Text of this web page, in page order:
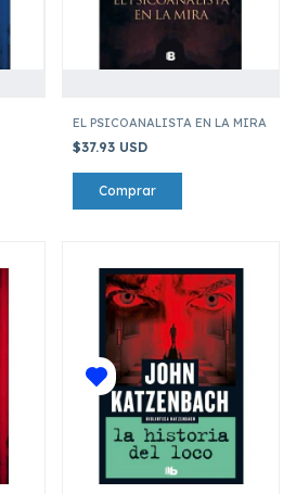
EL PSICOANALISTA EN LA MIRA
$37.93 USD